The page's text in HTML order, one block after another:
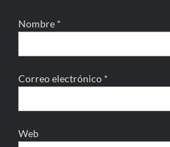
Nombre *
Correo electrónico *
Web